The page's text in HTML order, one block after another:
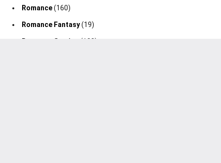
Romance(160)
Romance Fantasy(19)
Romance Storico (128)